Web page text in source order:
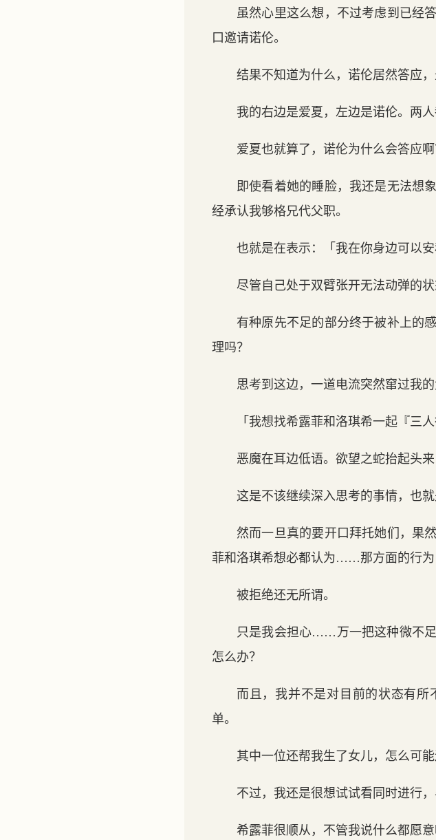
虽然心里这么想，不过考虑到已经
口邀请诺伦。
结果不知道为什么，诺伦居然答应
我的右边是爱夏，左边是诺伦。两
爱夏也就算了，诺伦为什么会答应啊
即使看着她的睡脸，我还是无法想
经承认我够格兄代父职。
也就是在表示：「我在你身边可以
尽管自己处于双臂张开无法动弹的
有种原先不足的部分终于被补上的
理吗？
思考到这边，一道电流突然窜过我的
「我想找希露菲和洛琪希一起『三人
恶魔在耳边低语。欲望之蛇抬起头
这是不该继续深入思考的事情，也
然而一旦真的要开口拜托她们，果
菲和洛琪希想必都认为……那方面的行为
被拒绝还无所谓。
只是我会担心……万一把这种微不
怎么办？
而且，我并不是对目前的状态有
单。
其中一位还帮我生了女儿，怎么可能
不过，我还是很想试试看同时进行
希露菲很顺从，不管我说什么都愿意